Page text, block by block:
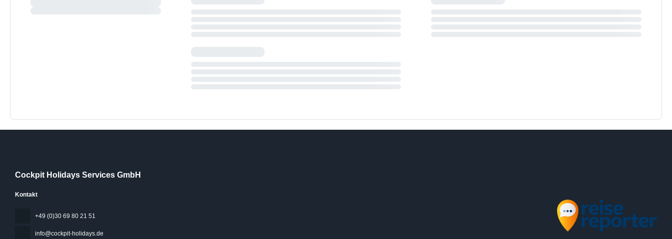
Cockpit Holidays Services GmbH
Kontakt
+49 (0)30 69 80 21 51
info@cockpit-holidays.de